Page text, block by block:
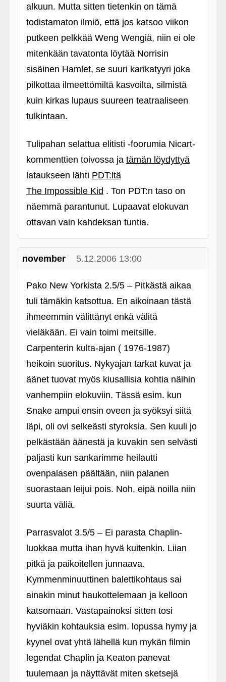
alkuun. Mutta sitten tietenkin on tämä
todistamaton ilmiö, että jos katsoo viikon
putkeen pelkkää Weng Wengiä, niin ei ole
mitenkään tavatonta löytää Norrisin
sisäinen Hamlet, se suuri karikatyyri joka
pilkottaa ilmeettömiltä kasvoilta, silmistä
kuin kirkas lupaus suureen teatraaliseen
tulkintaan.
Tulipahan selattua elitisti ‑foorumia Nicart-
kommenttien toivossa ja tämän löydyttyä
lataukseen lähti PDT:ltä
The Impossible Kid . Ton PDT:n taso on
näemmä parantunut. Lupaavat elokuvan
ottavan vain kahdeksan tuntia.
november 5.12.2006 13:00
Pako New Yorkista 2.5/5 – Pitkästä aikaa
tuli tämäkin katsottua. En aikoinaan tästä
ihmeemmin välittänyt enkä välitä
vieläkään. Ei vain toimi meitsille.
Carpenterin kulta-ajan ( 1976-1987)
heikoin suoritus. Nykyajan tarkat kuvat ja
äänet tuovat myös kiusallisia kohtia näihin
vanhempiin elokuviin. Tässä esim. kun
Snake ampui ensin oveen ja syöksyi siitä
läpi, oli ovi selkeästi styroksia. Sen kuuli jo
pelkästään äänestä ja kuvakin sen selvästi
paljasti kun sankarimme heilautti
ovenpalasen päältään, niin palanen
suorastaan leijui pois. Noh, eipä noilla niin
suurta väliä.
Parrasvalot 3.5/5 – Ei parasta Chaplin-
luokkaa mutta ihan hyvä kuitenkin. Liian
pitkä ja paikoitellen junnaava.
Kymmenminuuttinen balettikohtaus sai
ainakin minut haukottelemaan ja kelloon
katsomaan. Vastapainoksi sitten tosi
hyviäkin kohtauksia esim. lopussa hymy ja
kyynel ovat yhtä lähellä kun mykän filmin
legendat Chaplin ja Keaton panevat
tuulemaan ja näyttävät miten sketsejä